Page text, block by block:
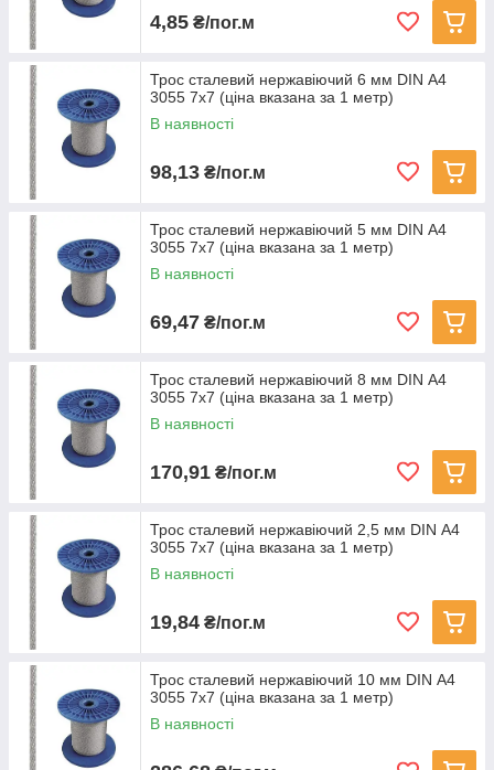
4,85 ₴/пог.м
Трос сталевий нержавіючий 6 мм DIN А4
3055 7х7 (ціна вказана за 1 метр)
В наявності
98,13 ₴/пог.м
Трос сталевий нержавіючий 5 мм DIN А4
3055 7х7 (ціна вказана за 1 метр)
В наявності
69,47 ₴/пог.м
Трос сталевий нержавіючий 8 мм DIN А4
3055 7х7 (ціна вказана за 1 метр)
В наявності
170,91 ₴/пог.м
Трос сталевий нержавіючий 2,5 мм DIN А4
3055 7х7 (ціна вказана за 1 метр)
В наявності
19,84 ₴/пог.м
Трос сталевий нержавіючий 10 мм DIN А4
3055 7х7 (ціна вказана за 1 метр)
В наявності